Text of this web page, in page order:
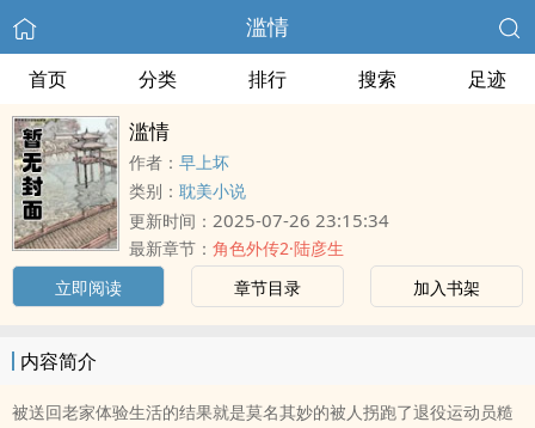
滥情
首页 分类 排行 搜索 足迹
滥情
作者： 早上坏
类别： 耽美小说
更新时间： 2025-07-26 23:15:34
最新章节： 角色外传2·陆彦生
立即阅读
章节目录 加入书架
内容简介
被送回老家体验生活的结果就是莫名其妙的被人拐跑了退役运动员糙